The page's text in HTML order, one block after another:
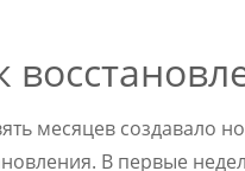
месяцев создавало
В первые